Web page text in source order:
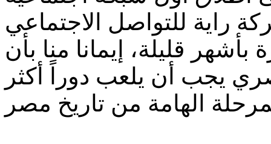
راية للتواصل الاجتماعي
قليلة، إيمانا منا بأن
يجب أن يلعب دوراً أكثر